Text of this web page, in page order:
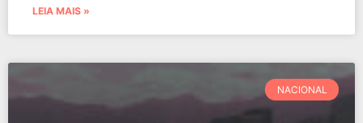
LEIA MAIS »
NACIONAL